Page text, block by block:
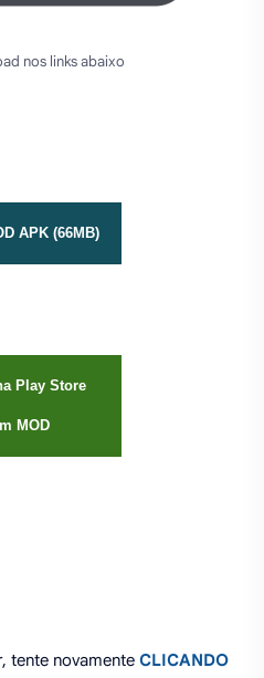
nos links abaixo
APK (66MB)
Play Store
MOD
tente novamente CLICANDO